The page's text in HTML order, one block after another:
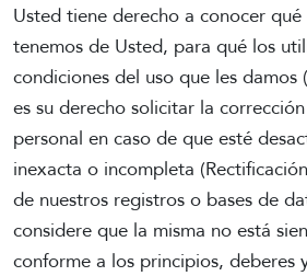
Usted tiene derecho a conocer
tenemos de Usted, para qué los
condiciones del uso que les damos
es su derecho solicitar la
personal en caso de que esté
inexacta o incompleta
de nuestros registros o bases de
considere que la misma no está
conforme a los principios, deberes